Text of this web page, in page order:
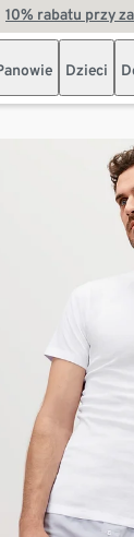
10% rabatu przy
Dzieci